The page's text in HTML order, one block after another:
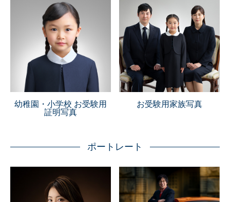
幼稚園・小学校 お受験用
証明写真
お受験用家族写真
ポートレート